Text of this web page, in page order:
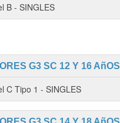
B - SINGLES
G3 SC 12 Y 16 AñOS
C Tipo 1 - SINGLES